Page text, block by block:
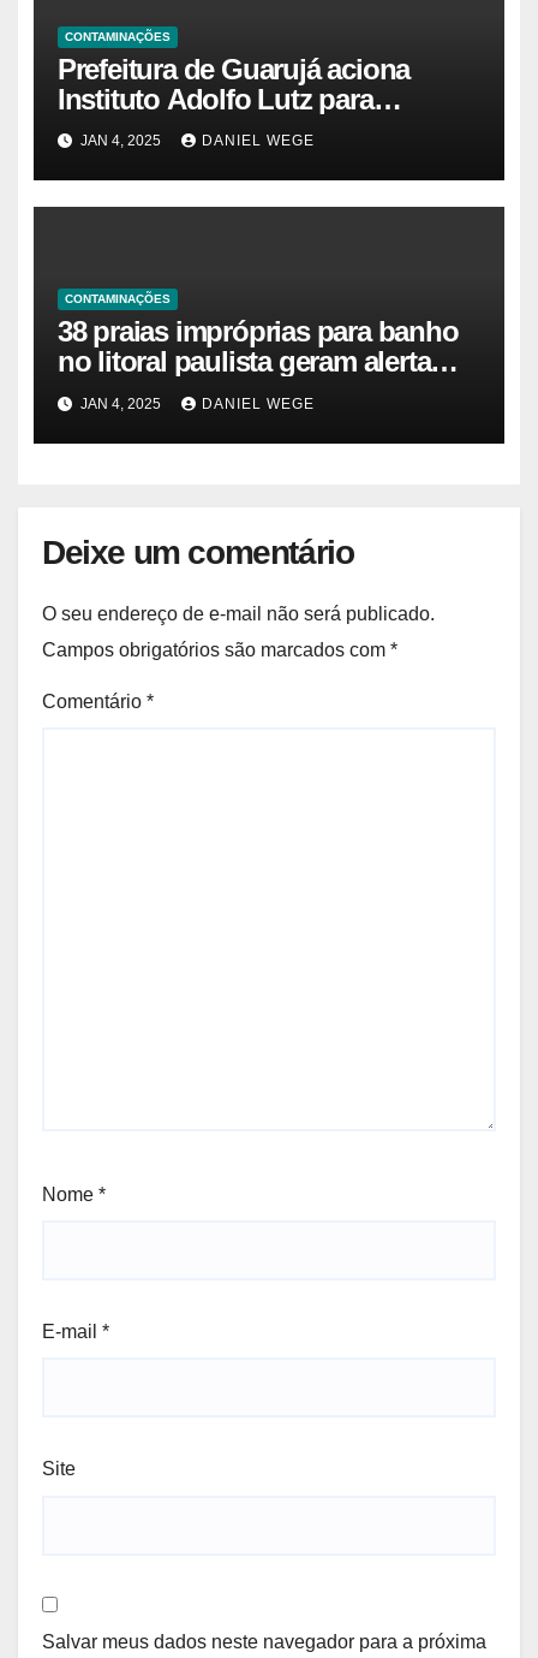
CONTAMINAÇÕES
Prefeitura de Guarujá aciona
Instituto Adolfo Lutz para
identificar causas da virose em
moradores e turistas – Notícias
das Praias
JAN 4, 2025 DANIEL WEGE
CONTAMINAÇÕES
38 praias impróprias para banho
no litoral paulista geram alerta
ambiental e de saúde pública
JAN 4, 2025 DANIEL WEGE
Deixe um comentário
O seu endereço de e-mail não será publicado.
Campos obrigatórios são marcados com *
Comentário *
Nome *
E-mail *
Site
Salvar meus dados neste navegador para a próxima